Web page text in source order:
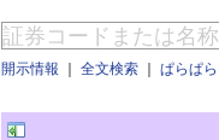
開示情報 ｜ 全文検索 ｜ ぱらぱ